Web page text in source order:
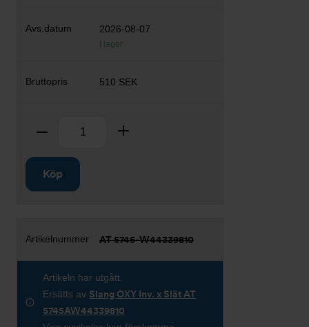
2026-08-07
I lager
510 SEK
Ta bort
Köp
AT 5745-W44339810
Artikeln har utgått
Ersätts av Slang OXY Inv. x Slät AT
5745AW44339810